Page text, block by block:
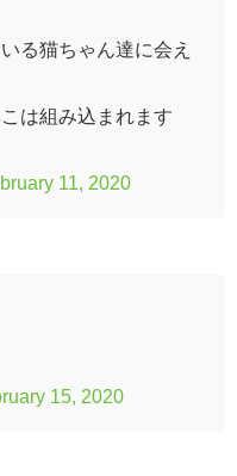
る猫ちゃん達に会え
は組み込まれます
11, 2020
15, 2020